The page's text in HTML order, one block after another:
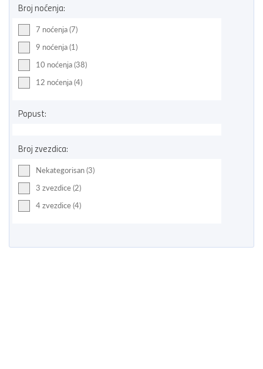
Broj noćenja:
7 noćenja (7)
9 noćenja (1)
10 noćenja (38)
12 noćenja (4)
Popust:
Broj zvezdica:
Nekategorisan (3)
3 zvezdice (2)
4 zvezdice (4)